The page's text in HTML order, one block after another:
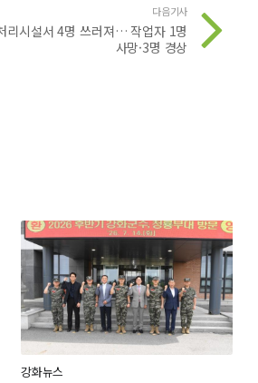
다음기사
리시설서 4명 쓰러져… 작업자 1명
사망·3명 경상
강화뉴스